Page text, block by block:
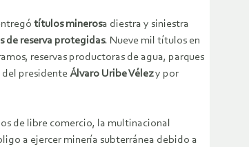
títulos minerosa diestra y siniestra
de reserva protegidas. Nueve mil títulos en
reservas productoras de agua, parques
presidenteÁlvaro Uribe Vélezy por
de libre comercio, la multinacional
a ejercer minería subterránea debido a